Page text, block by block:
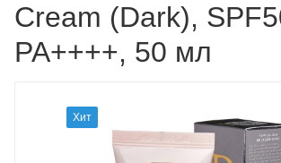
Cream (Dark),
PA++++, 50 мл
Хит